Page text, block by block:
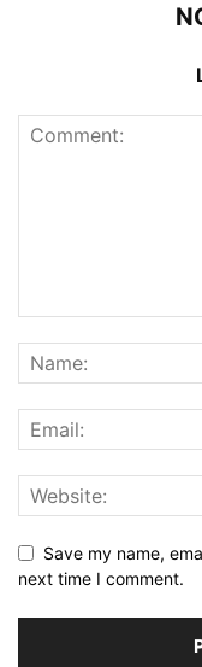
Save my name,
next time I comment.